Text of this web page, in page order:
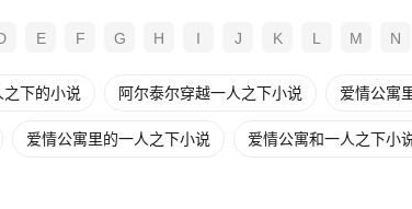
E F G H I J K L M N
下的小说 阿尔泰尔穿越一人之下小说 爱情公寓
爱情公寓里的一人之下小说 爱情公寓和一人之下小